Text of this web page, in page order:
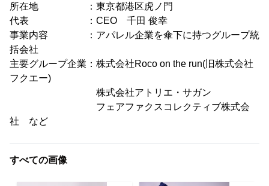
所在地 ：東京都港区虎ノ門
代表 ：CEO 千田 俊幸
事業内容 ：アパレル企業を傘下に持つグループ統
括会社
主要グループ企業：株式会社Roco on the run(旧株式会社
フクエー)
株式会社アトリエ・サガン
フェアファクスコレクティブ株式会
社 など
すべての画像